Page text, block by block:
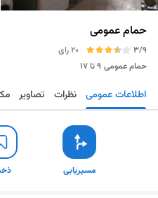
حمام عمومی
3/9
20 رای
حمام عمومی ۹ تا ۱۷
مسیریابی ذخیره اطلاعات عمومی نظرات تصاویر
مسیریابی